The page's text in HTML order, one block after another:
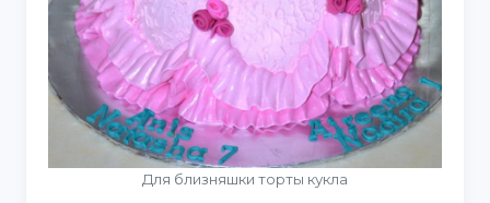
Для близняшки торты кукла